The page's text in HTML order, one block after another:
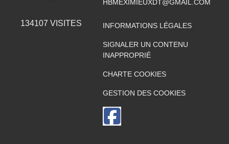
134107 VISITES
HBMEXIMIEUXDT@GMAIL.COM
INFORMATIONS LÉGALES
SIGNALER UN CONTENU
INAPPROPRIÉ
CHARTE COOKIES
GESTION DES COOKIES